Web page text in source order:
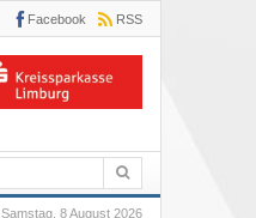
Facebook RSS
Samstag, 8 August 2026